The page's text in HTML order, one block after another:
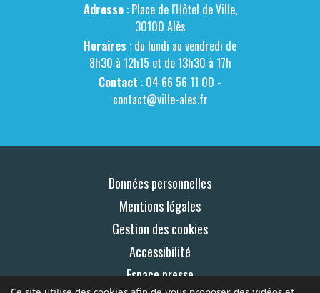
Adresse: Place de l'Hôtel de Ville,
30100 Alès
Horaires : du lundi au vendredi de
8h30 à 12h15 et de 13h30 à 17h
Contact : 04 66 56 11 00 -
contact@ville-ales.fr
Données personnelles
Mentions légales
Gestion des cookies
Accessibilité
Espace presse